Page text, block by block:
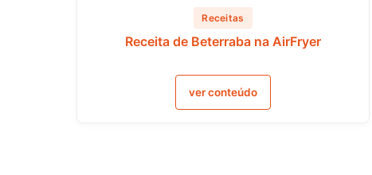
Receitas
Receita de Beterraba na AirFryer
ver conteúdo